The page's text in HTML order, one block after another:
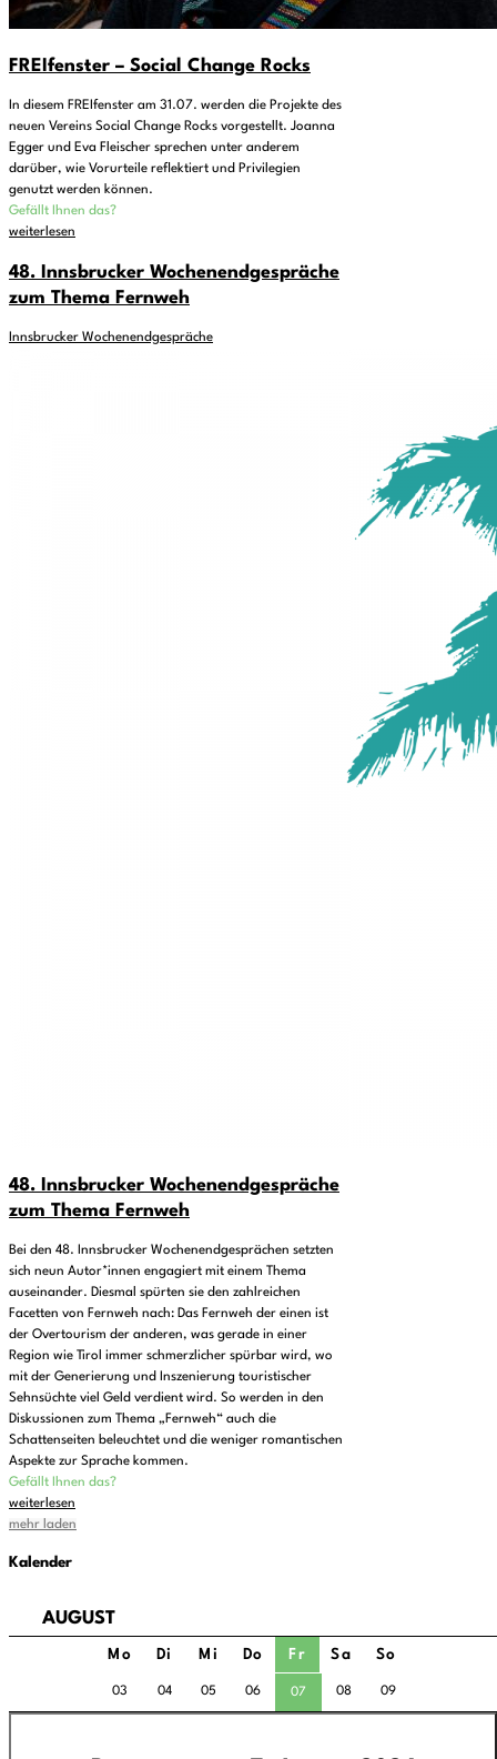
FREIfenster – Social Change Rocks
In diesem FREIfenster am 31.07. werden die Projekte des
neuen Vereins Social Change Rocks vorgestellt. Joanna
Egger und Eva Fleischer sprechen unter anderem
darüber, wie Vorurteile reflektiert und Privilegien
genutzt werden können.
Gefällt Ihnen das?
weiterlesen
48. Innsbrucker Wochenendgespräche
zum Thema Fernweh
Innsbrucker Wochenendgespräche
48. Innsbrucker Wochenendgespräche
zum Thema Fernweh
Bei den 48. Innsbrucker Wochenendgesprächen setzten
sich neun Autor*innen engagiert mit einem Thema
auseinander. Diesmal spürten sie den zahlreichen
Facetten von Fernweh nach: Das Fernweh der einen ist
der Overtourism der anderen, was gerade in einer
Region wie Tirol immer schmerzlicher spürbar wird, wo
mit der Generierung und Inszenierung touristischer
Sehnsüchte viel Geld verdient wird. So werden in den
Diskussionen zum Thema „Fernweh“ auch die
Schattenseiten beleuchtet und die weniger romantischen
Aspekte zur Sprache kommen.
Gefällt Ihnen das?
weiterlesen
mehr laden
Kalender
AUGUST
Mo Di Mi Do Fr Sa So
03 04 05 06 07 08 09